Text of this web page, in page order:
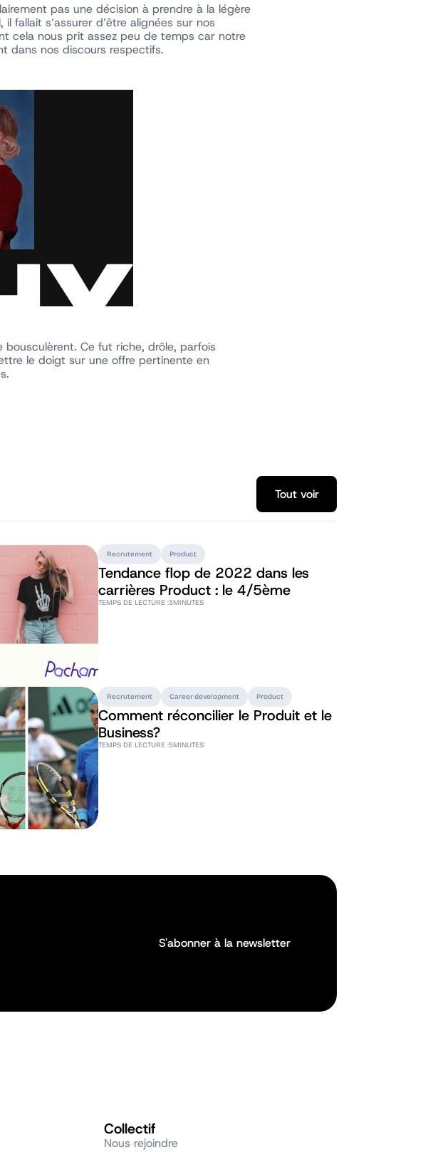
pas une décision à prendre à la légère
fallait s’assurer d’être alignées sur nos
cela nous prit assez peu de temps car notre
dans nos discours respectifs.
bousculèrent. Ce fut riche, drôle, parfois
le doigt sur une offre pertinente en
Tout voir
Tout voir
Recrutement Product
Tendance flop de 2022 dans les
carrières Product : le 4/5ème
TEMPS DE LECTURE :3MINUTES
Recrutement Career development Product
Comment réconcilier le Produit et le
Business?
TEMPS DE LECTURE :5MINUTES
S'abonner à la newsletter
Collectif
Nous rejoindre